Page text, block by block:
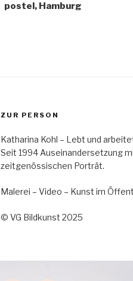
postel, Hamburg
ZUR PERSON
Katharina Kohl – Lebt und
Seit 1994 Auseinandersetzung
zeitgenössischen Porträt.
Malerei – Video – Kunst im
© VG Bildkunst 2025